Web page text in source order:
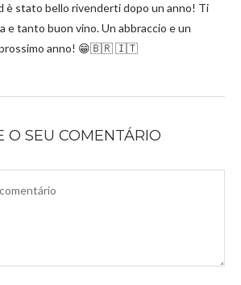
è stato bello rivenderti dopo un anno! Ti
e tanto buon vino. Un abbraccio e un
prossimo anno! 😁🇧🇷 🇮🇹
O SEU COMENTÁRIO